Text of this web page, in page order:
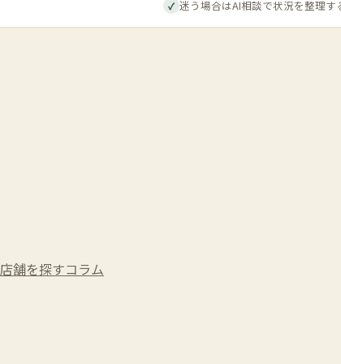
✓ 迷う場合はAI相談で状況を整理す
店舗を探すコラム